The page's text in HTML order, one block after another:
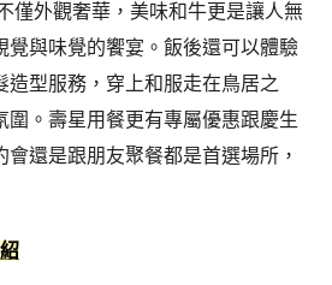
僅外觀奢華，美味和牛更是讓人無
覺與味覺的饗宴。飯後還可以體驗
造型服務，穿上和服走在鳥居之
圍。壽星用餐更有專屬優惠跟慶生
還是跟朋友聚餐都是首選場所，